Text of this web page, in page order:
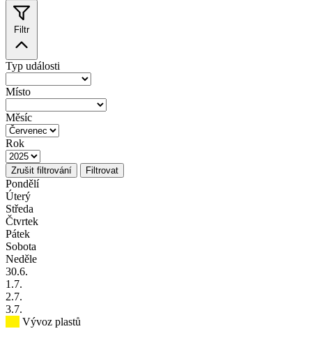
Filtr
Typ události
Místo
Měsíc
Rok
Zrušit filtrování Filtrovat
Pondělí
Úterý
Středa
Čtvrtek
Pátek
Sobota
Neděle
30.6.
1.7.
2.7.
3.7.
Vývoz plastů